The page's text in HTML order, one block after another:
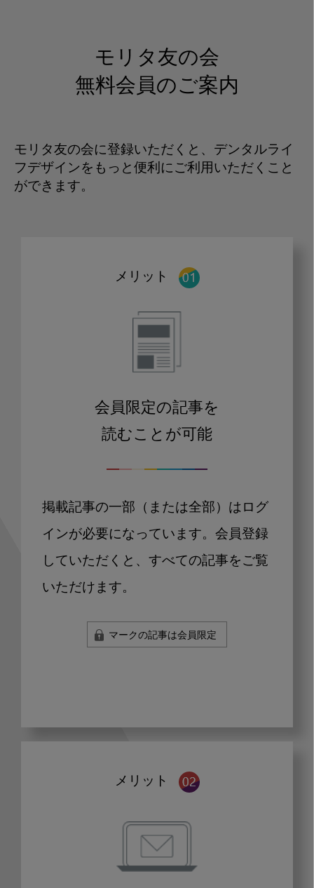
モリタ友の会
無料会員のご案内
モリタ友の会に登録いただくと、デンタルライ
フデザインをもっと便利にご利用いただくこと
ができます。
メリット
会員限定の記事を
読むことが可能
掲載記事の一部（または全部）はログ
インが必要になっています。会員登録
していただくと、すべての記事をご覧
いただけます。
マークの記事は会員限定
メリット